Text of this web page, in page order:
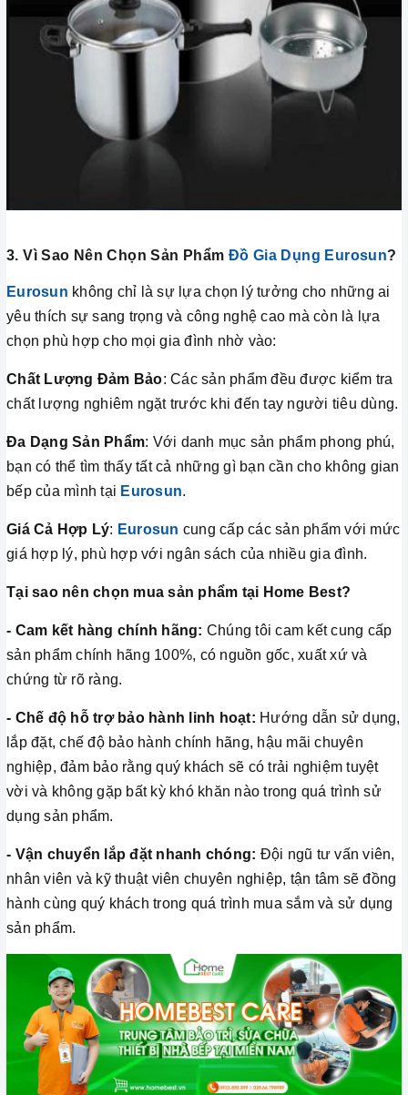
3. Vì Sao Nên Chọn Sản Phẩm Đồ Gia Dụng Eurosun?
Eurosun không chỉ là sự lựa chọn lý tưởng cho những ai
yêu thích sự sang trọng và công nghệ cao mà còn là lựa
chọn phù hợp cho mọi gia đình nhờ vào:
Chất Lượng Đảm Bảo: Các sản phẩm đều được kiểm tra
chất lượng nghiêm ngặt trước khi đến tay người tiêu dùng.
Đa Dạng Sản Phẩm: Với danh mục sản phẩm phong phú,
bạn có thể tìm thấy tất cả những gì bạn cần cho không gian
bếp của mình tại Eurosun.
Giá Cả Hợp Lý: Eurosun cung cấp các sản phẩm với mức
giá hợp lý, phù hợp với ngân sách của nhiều gia đình.
Tại sao nên chọn mua sản phẩm tại Home Best?
- Cam kết hàng chính hãng: Chúng tôi cam kết cung cấp
sản phẩm chính hãng 100%, có nguồn gốc, xuất xứ và
chứng từ rõ ràng.
- Chế độ hỗ trợ bảo hành linh hoạt: Hướng dẫn sử dụng,
lắp đặt, chế độ bảo hành chính hãng, hậu mãi chuyên
nghiệp, đảm bảo rằng quý khách sẽ có trải nghiệm tuyệt
vời và không gặp bất kỳ khó khăn nào trong quá trình sử
dụng sản phẩm.
- Vận chuyển lắp đặt nhanh chóng: Đội ngũ tư vấn viên,
nhân viên và kỹ thuật viên chuyên nghiệp, tận tâm sẽ đồng
hành cùng quý khách trong quá trình mua sắm và sử dụng
sản phẩm.